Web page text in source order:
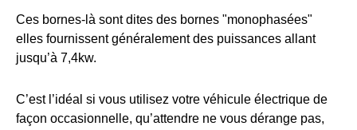
Ces bornes-là sont dites des bornes "monophasées"
elles fournissent généralement des puissances allant
jusqu’à 7,4kw.
C’est l’idéal si vous utilisez votre véhicule électrique de
façon occasionnelle, qu’attendre ne vous dérange pas,